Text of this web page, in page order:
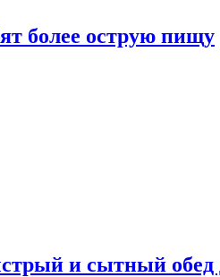
более острую пищу
и сытный